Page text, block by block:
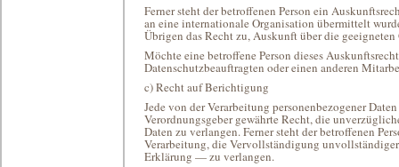
Ferner steht der betroffenen Person ein
an eine internationale Organisation übermittelt
Übrigen das Recht zu, Auskunft über die
Möchte eine betroffene Person dieses
Datenschutzbeauftragten oder einen anderen
c) Recht auf Berichtigung
Jede von der Verarbeitung personenbezogener
Verordnungsgeber gewährte Recht, die
Daten zu verlangen. Ferner steht der betroffenen
Verarbeitung, die Vervollständigung
Erklärung — zu verlangen.